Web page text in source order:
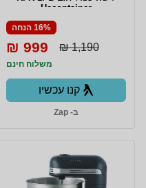
Hacontainer
16% הנחה
1,190 ₪
999 ₪
משלוח חינם
קנו עכשיו
ב- Zap